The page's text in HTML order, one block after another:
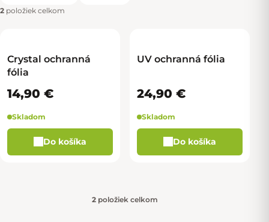
2 položiek celkom
Crystal ochranná
fólia
14,90 €
Skladom
Do košíka
UV ochranná fólia
24,90 €
Skladom
Do košíka
2 položiek celkom